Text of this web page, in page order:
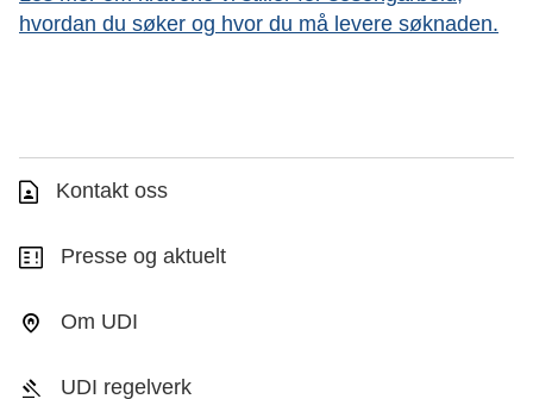
hvordan du søker og hvor du må levere søknaden.
Kontakt oss
Presse og aktuelt
Om UDI
UDI regelverk